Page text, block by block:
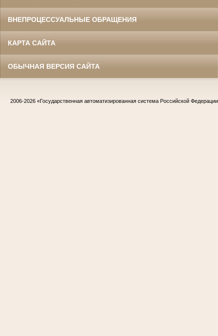
ВНЕПРОЦЕССУАЛЬНЫЕ ОБРАЩЕНИЯ
КАРТА САЙТА
ОБЫЧНАЯ ВЕРСИЯ САЙТА
2006-2026 «Государственная автоматизированная система Российской